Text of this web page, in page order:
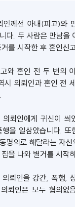
인께선 아내(피고)와
다. 두 사람은 만남을
를 시작한 후 혼인신
와 혼인 전 두 번의
시 의뢰인과 혼인 전
뢰인에게 귀신이 씌
을 일삼았습니다. 또
명의로 해달라는 자신
을 나와 별거를 시작
의뢰인을 강간, 폭행,
뢰인은 모두 혐의없